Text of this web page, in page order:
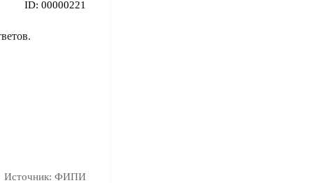
ID: 00000221
Источник: ФИПИ